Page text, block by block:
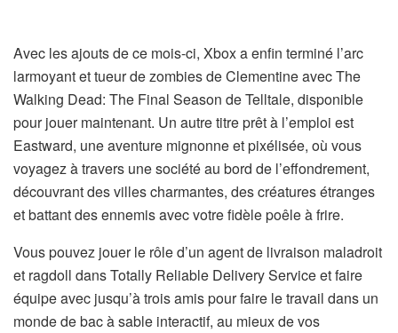
Avec les ajouts de ce mois-ci, Xbox a enfin terminé l’arc
larmoyant et tueur de zombies de Clementine avec The
Walking Dead: The Final Season de Telltale, disponible
pour jouer maintenant. Un autre titre prêt à l’emploi est
Eastward, une aventure mignonne et pixélisée, où vous
voyagez à travers une société au bord de l’effondrement,
découvrant des villes charmantes, des créatures étranges
et battant des ennemis avec votre fidèle poêle à frire.
Vous pouvez jouer le rôle d’un agent de livraison maladroit
et ragdoll dans Totally Reliable Delivery Service et faire
équipe avec jusqu’à trois amis pour faire le travail dans un
monde de bac à sable interactif, au mieux de vos